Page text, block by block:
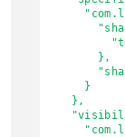
"text": "
},
}
},